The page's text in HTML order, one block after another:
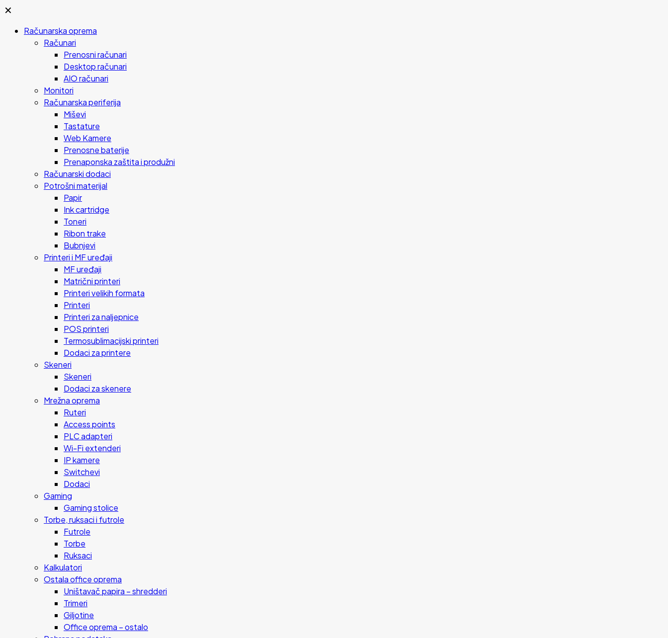
✕
Računarska oprema
Računari
Prenosni računari
Desktop računari
AIO računari
Monitori
Računarska periferija
Miševi
Tastature
Web Kamere
Prenosne baterije
Prenaponska zaštita i produžni
Računarski dodaci
Potrošni materijal
Papir
Ink cartridge
Toneri
Ribon trake
Bubnjevi
Printeri i MF uređaji
MF uređaji
Matrični printeri
Printeri velikih formata
Printeri
Printeri za naljepnice
POS printeri
Termosublimacijski printeri
Dodaci za printere
Skeneri
Skeneri
Dodaci za skenere
Mrežna oprema
Ruteri
Access points
PLC adapteri
Wi-Fi extenderi
IP kamere
Switchevi
Dodaci
Gaming
Gaming stolice
Torbe, ruksaci i futrole
Futrole
Torbe
Ruksaci
Kalkulatori
Ostala office oprema
Uništavač papira – shredderi
Trimeri
Giljotine
Office oprema – ostalo